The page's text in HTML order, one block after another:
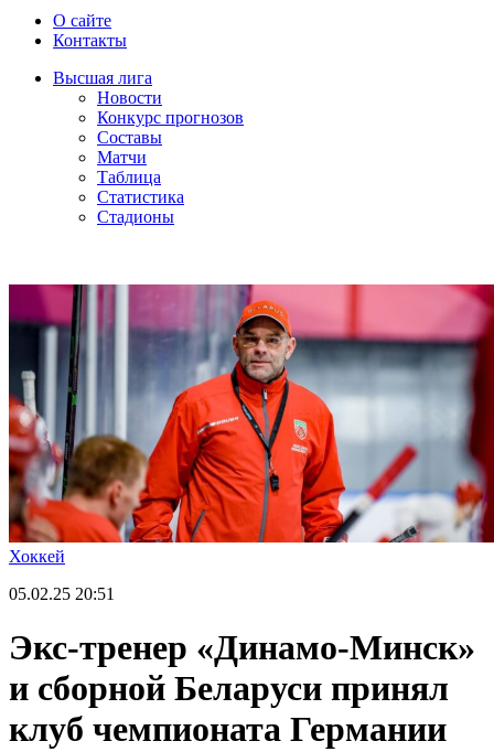
О сайте
Контакты
Высшая лига
Новости
Конкурс прогнозов
Составы
Матчи
Таблица
Статистика
Стадионы
Хоккей
05.02.25 20:51
Экс-тренер «Динамо-Минск»
и сборной Беларуси принял
клуб чемпионата Германии